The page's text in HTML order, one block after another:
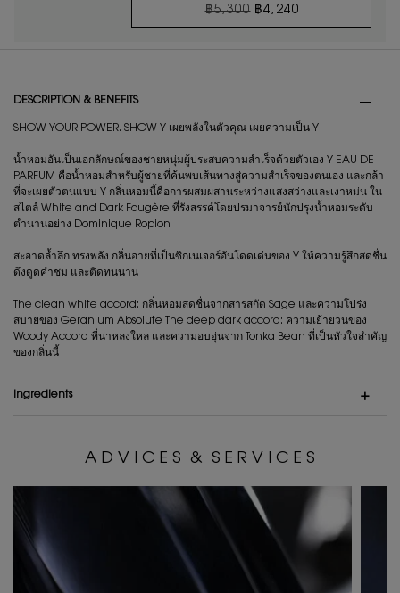
ราคาเก่า
฿5,300
ราคาใหม่฿4,240
นํ้าหอมผู้ชาย Y EAU DE
DESCRIPTION & BENEFITS
SHOW YOUR POWER. SHOW Y เผยพลังในตัวคุณ เผยความเป็น Y
น้ำหอมอันเป็นเอกลักษณ์ของชายหนุ่มผู้ประสบความสำเร็จด้วยตัวเอง Y EAU DE
PARFUM คือน้ำหอมสำหรับผู้ชายที่ค้นพบเส้นทางสู่ความสำเร็จของตนเอง และกล้า
ที่จะเผยตัวตนแบบ Y กลิ่นหอมนี้คือการผสมผสานระหว่างแสงสว่างและเงาหม่น ใน
สไตล์ White and Dark Fougère ที่รังสรรค์โดยปรมาจารย์นักปรุงน้ำหอมระดับ
ตำนานอย่าง Dominique Ropion
สะอาดล้ำลึก ทรงพลัง กลิ่นอายที่เป็นซิกเนเจอร์อันโดดเด่นของ Y ให้ความรู้สึกสดชื่น
ดึงดูดคำชม และติดทนนาน
The clean white accord: กลิ่นหอมสดชื่นจากสารสกัด Sage และความโปร่ง
สบายของ Geranium Absolute The deep dark accord: ความเย้ายวนของ
Woody Accord ที่น่าหลงใหล และความอบอุ่นจาก Tonka Bean ที่เป็นหัวใจสำคัญ
ของกลิ่นนี้
ingredients
A D V I C E S & S E R V I C E S